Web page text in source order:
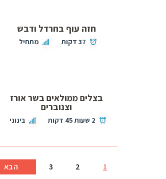
חזה עוף בחרדל ודבש
37 דקות מתחיל
בצלים ממולאים בשר אורז
וצנוברים
2 שעות 45 דקות בינוני
1
2
3 הבא